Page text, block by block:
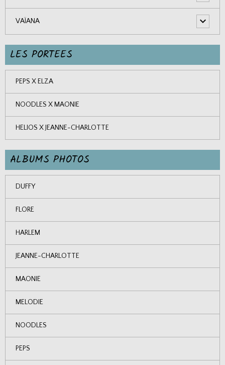
VAÏANA
LES PORTEES
PEPS X ELZA
NOODLES X MAONIE
HELIOS X JEANNE-CHARLOTTE
ALBUMS PHOTOS
DUFFY
FLORE
HARLEM
JEANNE-CHARLOTTE
MAONIE
MELODIE
NOODLES
PEPS